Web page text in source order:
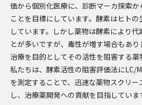
価から個別化医療に、診断マーカ探索
ことを目標にしています。酵素はヒト
しています。しかし薬物は酵素により
とが多いですが、毒性が増す場合もあり
治療を目的としてその活性を阻害する薬
私たちは、酵素活性の阻害評価法にLC/
を測定することで、迅速な薬物スクリ
し、治療薬開発への貢献を目指していま